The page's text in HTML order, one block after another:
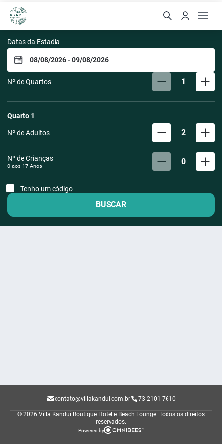
Villa Kandui Boutique
Datas da Estadia
Nº de Quartos 1
Quarto 1
Nº de Adultos 2
Nº de Crianças
0 aos 17 Anos 0
Tenho um código
BUSCAR
contato@villakandui.com.br 73 2101-7610
© 2026 Villa Kandui Boutique Hotel e Beach Lounge. Todos os direitos
reservados.
Powered by